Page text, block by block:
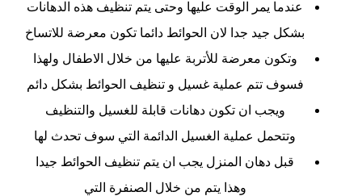
عندما يمر الوقت عليها وحتى يتم تنظيف هذه الدهانات
بشكل جيد جدا لان الحوائط دائما تكون معرضة للاتساخ
وتكون معرضة للأتربة عليها من خلال الاطفال ولهذا
فسوف تتم عملية غسيل و تنظيف الحوائط بشكل دائم
ويجب ان تكون دهانات قابلة للغسيل والتنظيف
وتتحمل عملية الغسيل الدائمة التي سوف تحدث لها
قبل دهان المنزل يجب ان يتم تنظيف الحوائط جيدا
وهذا يتم من خلال الصنفرة التي